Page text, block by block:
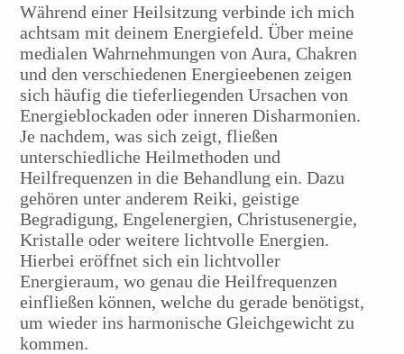
Während einer Heilsitzung verbinde ich mich
achtsam mit deinem Energiefeld. Über meine
medialen Wahrnehmungen von Aura, Chakren
und den verschiedenen Energieebenen zeigen
sich häufig die tieferliegenden Ursachen von
Energieblockaden oder inneren Disharmonien.
Je nachdem, was sich zeigt, fließen
unterschiedliche Heilmethoden und
Heilfrequenzen in die Behandlung ein. Dazu
gehören unter anderem Reiki, geistige
Begradigung, Engelenergien, Christusenergie,
Kristalle oder weitere lichtvolle Energien.
Hierbei eröffnet sich ein lichtvoller
Energieraum, wo genau die Heilfrequenzen
einfließen können, welche du gerade benötigst,
um wieder ins harmonische Gleichgewicht zu
kommen.